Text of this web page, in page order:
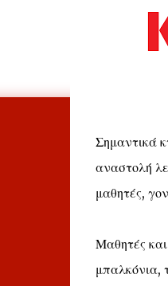
Σημαντικά
αναστολή
μαθητές,
Μαθητές
μπαλκόνια,